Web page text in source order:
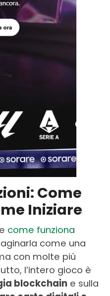
Come
Iniziare
come funziona
come una
con molte più
l’intero gioco è
blockchaine sulla